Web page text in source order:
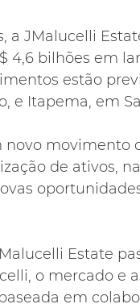
a JMalucelli
4,6 bilhões em
estão
e Itapema, em
movimento
de ativos,
Estate
o mercado e
em